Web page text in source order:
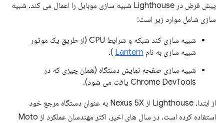
پیش فرض در Lighthouse شبیه سازی موبایل را اعمال می کند. شبیه
سازی شامل موارد زیر است:
شبیه سازی کند شبکه و شرایط CPU (از طریق یک موتور
شبیه سازی به نام Lantern
).
شبیه سازی صفحه نمایش دستگاه (همان چیزی که در
Chrome DevTools یافت می شود).
از ابتدا، Lighthouse از Nexus 5X به عنوان دستگاه مرجع خود
استفاده کرده است. در سال های اخیر، اکثر مهندسان عملکرد از Moto